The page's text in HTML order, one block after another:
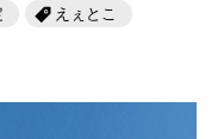
えぇとこ